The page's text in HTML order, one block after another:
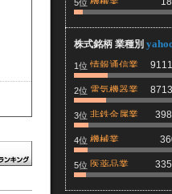
5位
株式銘柄 業種別
1位 情報通信業
2位 電気機器業
3位 非鉄金属業
4位 機械業
5位 医薬品業